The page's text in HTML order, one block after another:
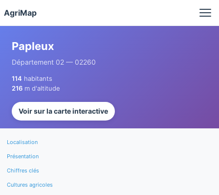
AgriMap
Papleux
Département 02 — 02260
114 habitants
216 m d'altitude
Voir sur la carte interactive
Localisation
Présentation
Chiffres clés
Cultures agricoles